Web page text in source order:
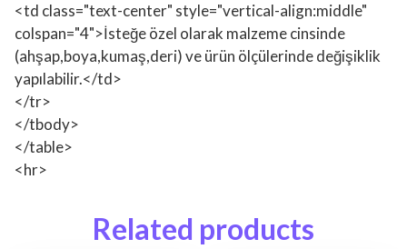
<td class="text-center" style="vertical-align:middle"
colspan="4">İsteğe özel olarak malzeme cinsinde
(ahşap,boya,kumaş,deri) ve ürün ölçülerinde değişiklik
yapılabilir.</td>
</tr>
</tbody>
</table>
<hr>
Related products